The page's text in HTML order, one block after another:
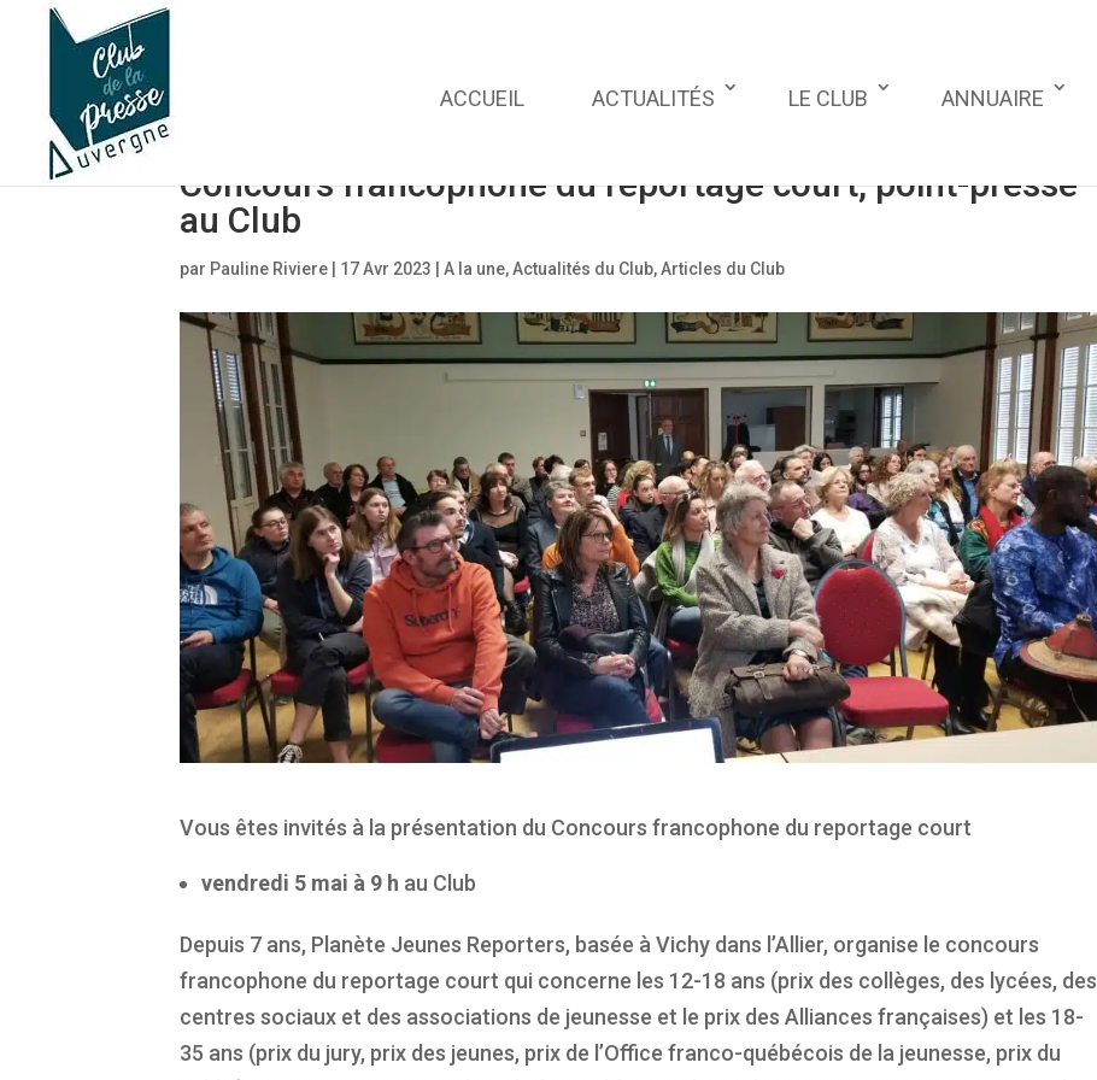
ACCUEIL ACTUALITÉS LE CLUB ANNUAIRE
Concours francophone du reportage court, point-presse
au Club
par Pauline Riviere 17 Avr 2023 |A la une,Actualités du Club,Articles du Club
Vous êtes invités à la présentation du Concours francophone du reportage court
vendredi 5 mai à 9 h au Club
Depuis 7 ans, Planète Jeunes Reporters, basée à Vichy dans l’Allier, organise le concours
francophone du reportage court qui concerne les 12-18 ans (prix des collèges, des lycées, des
centres sociaux et des associations de jeunesse et le prix des Alliances françaises) et les 18-
35 ans (prix du jury, prix des jeunes, prix de l’Office franco-québécois de la jeunesse, prix du